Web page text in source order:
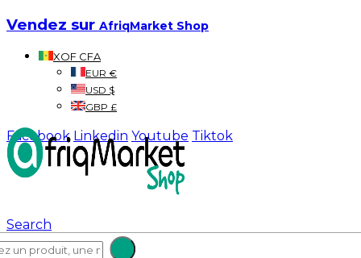
Vendez sur AfriqMarket Shop
XOF CFA
EUR €
USD $
GBP £
Facebook Linkedin Youtube Tiktok
Search